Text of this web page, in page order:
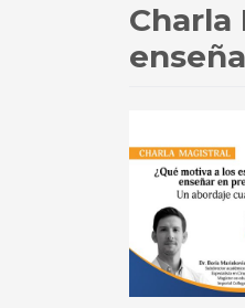
Charla